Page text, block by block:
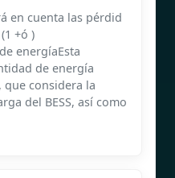
en cuenta las pérdid
+ó )
energíaEsta
de energía
considera la
del BESS, así como